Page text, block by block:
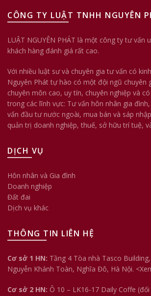
CÔNG TY LUẬT TNHH NGUYÊN
LUẬT NGUYÊN PHÁT là một công ty tư vấn
khách hàng đánh giá rất cao.
Với nhiều luật sư và chuyên gia tư vấn có
Nguyên Phát tự hào có một đội ngũ chuyên
chuyên môn cao, uy tín, chuyên nghiệp và
trong các lĩnh vực: Tư vấn hôn nhân gia
vấn đầu tư nước ngoài, mua bán và sáp
quản trị doanh nghiệp, thuế, sở hữu trí tuệ,
DỊCH VỤ
Hôn nhân và Gia đình
Doanh nghiệp
Đất đai
Dịch vụ khác
THÔNG TIN LIÊN HỆ
Cơ sở 1 HN: Tầng 4 Tòa nhà Tasco
Nguyễn Khánh Toàn, Nghĩa Đô, Hà Nội.
Cơ sở 2 HN: Ô 10 – LK16-17 Daily Coffe